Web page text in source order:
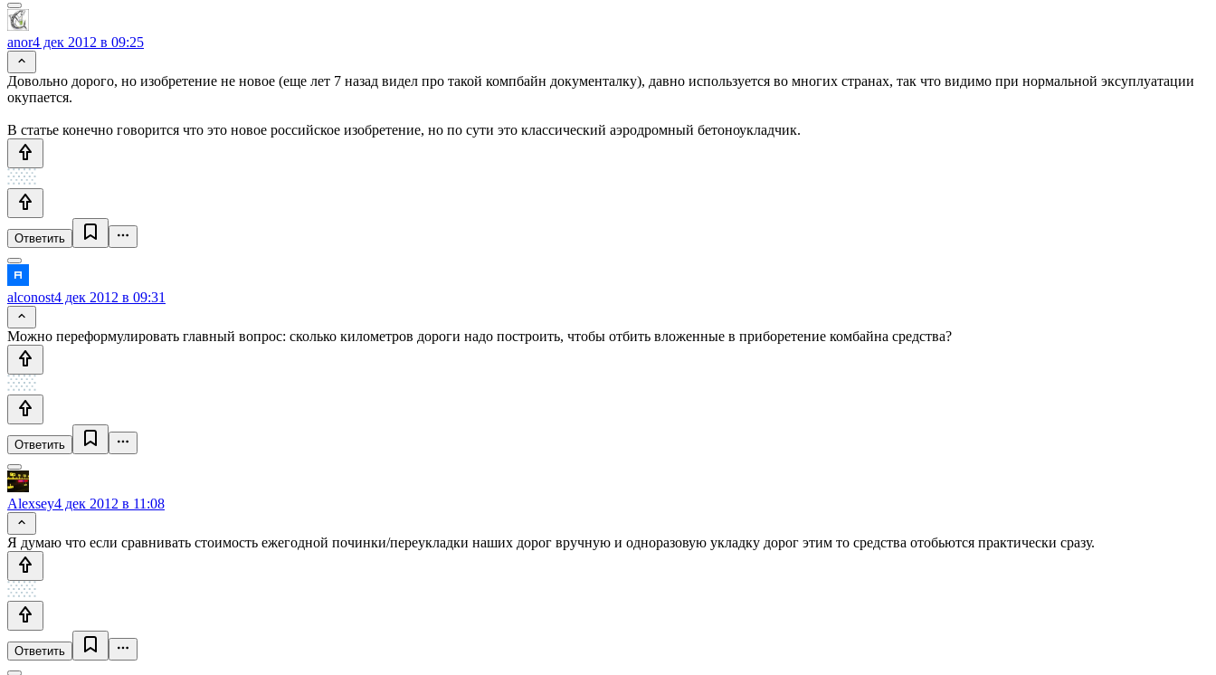
anor4 дек 2012 в 09:25
Довольно дорого, но изобретение не новое (еще лет 7 назад видел про такой компбайн документалку), давно используется во многих странах, так что видимо при нормальной эксуплуатации
окупается.
В статье конечно говорится что это новое российское изобретение, но по сути это классический аэродромный бетоноукладчик.
Ответить
alconost4 дек 2012 в 09:31
Можно переформулировать главный вопрос: сколько километров дороги надо построить, чтобы отбить вложенные в приборетение комбайна средства?
Ответить
Alexsey4 дек 2012 в 11:08
Я думаю что если сравнивать стоимость ежегодной починки/переукладки наших дорог вручную и одноразовую укладку дорог этим то средства отобьются практически сразу.
Ответить